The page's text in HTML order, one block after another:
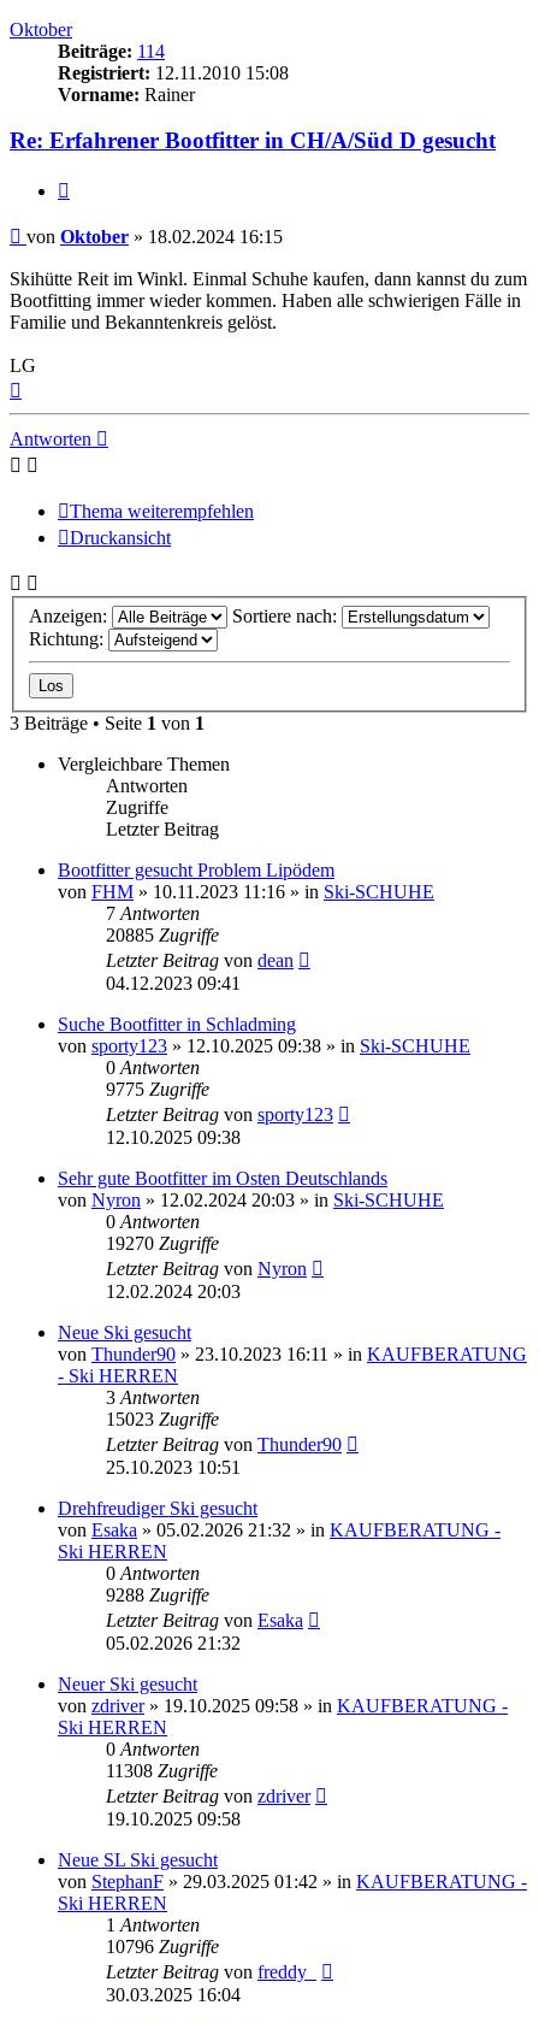
Oktober
Beiträge: 114
Registriert: 12.11.2010 15:08
Vorname: Rainer
Re: Erfahrener Bootfitter in CH/A/Süd D gesucht
Beitrag
von Oktober » 18.02.2024 16:15
Skihütte Reit im Winkl. Einmal Schuhe kaufen, dann kannst du zum
Bootfitting immer wieder kommen. Haben alle schwierigen Fälle in
Familie und Bekanntenkreis gelöst.
LG
Antworten
Thema weiterempfehlen
Druckansicht
Anzeigen:
Sortiere nach:
Richtung:
3 Beiträge • Seite 1 von 1
Vergleichbare Themen
Antworten
Zugriffe
Letzter Beitrag
Bootfitter gesucht Problem Lipödem
von FHM » 10.11.2023 11:16 » in Ski-SCHUHE
7 Antworten
20885 Zugriffe
Letzter Beitrag von dean
04.12.2023 09:41
Suche Bootfitter in Schladming
von sporty123 » 12.10.2025 09:38 » in Ski-SCHUHE
0 Antworten
9775 Zugriffe
Letzter Beitrag von sporty123
12.10.2025 09:38
Sehr gute Bootfitter im Osten Deutschlands
von Nyron » 12.02.2024 20:03 » in Ski-SCHUHE
0 Antworten
19270 Zugriffe
Letzter Beitrag von Nyron
12.02.2024 20:03
Neue Ski gesucht
von Thunder90 » 23.10.2023 16:11 » in KAUFBERATUNG
- Ski HERREN
3 Antworten
15023 Zugriffe
Letzter Beitrag von Thunder90
25.10.2023 10:51
Drehfreudiger Ski gesucht
von Esaka » 05.02.2026 21:32 » in KAUFBERATUNG -
Ski HERREN
0 Antworten
9288 Zugriffe
Letzter Beitrag von Esaka
05.02.2026 21:32
Neuer Ski gesucht
von zdriver» 19.10.2025 09:58 » in KAUFBERATUNG -
Ski HERREN
0 Antworten
11308 Zugriffe
Letzter Beitrag von zdriver
19.10.2025 09:58
Neue SL Ski gesucht
von StephanF » 29.03.2025 01:42 » in KAUFBERATUNG -
Ski HERREN
1 Antworten
10796 Zugriffe
Letzter Beitrag von freddy_
30.03.2025 16:04